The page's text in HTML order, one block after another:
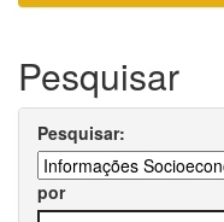
Pesquisar
Pesquisar:
por